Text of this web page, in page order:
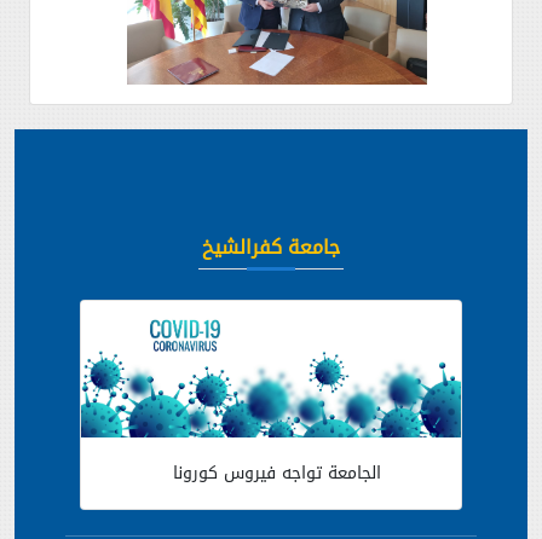
جامعة كفرالشيخ
الجامعة تواجه فيروس كورونا